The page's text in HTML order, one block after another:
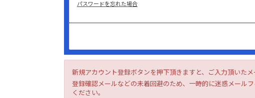
パスワードを忘れた場合
新規アカウント登録ボタンを押下頂きますと、ご入力頂いた
登録確認メールなどの未着回避のため、一時的に迷惑メール
ください。